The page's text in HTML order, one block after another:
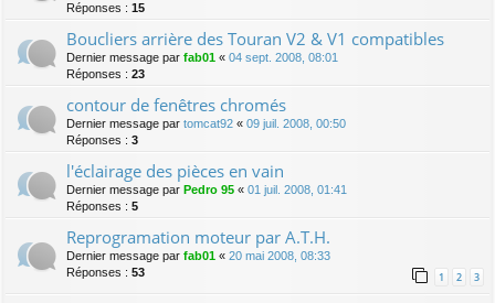
Réponses : 15
Boucliers arrière des Touran V2 & V1 compatibles
Dernier message par fab01 « 04 sept. 2008, 08:01
Réponses : 23
contour de fenêtres chromés
Dernier message par tomcat92 « 09 juil. 2008, 00:50
Réponses : 3
l'éclairage des pièces en vain
Dernier message par Pedro 95 « 01 juil. 2008, 01:41
Réponses : 5
Reprogramation moteur par A.T.H.
Dernier message par fab01 « 20 mai 2008, 08:33
Réponses : 53 1 2 3